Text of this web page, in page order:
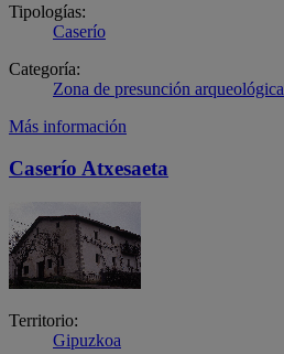
Tipologías:
Caserío
Categoría:
Zona de presunción arqueológica
Más información
Caserío Atxesaeta
Territorio:
Gipuzkoa